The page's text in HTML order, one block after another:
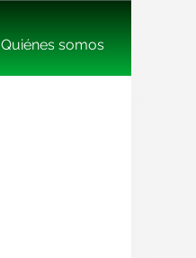
Quiénes somos